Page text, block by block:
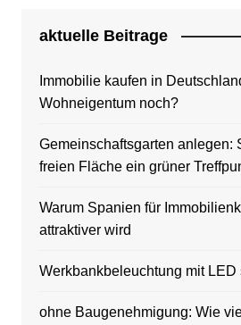
aktuelle Beitrage
Immobilie kaufen in
Wohneigentum noch?
Gemeinschaftsgarten anlegen:
freien Fläche ein grüner
Warum Spanien für
attraktiver wird
Werkbankbeleuchtung mit LED
ohne Baugenehmigung: Wie